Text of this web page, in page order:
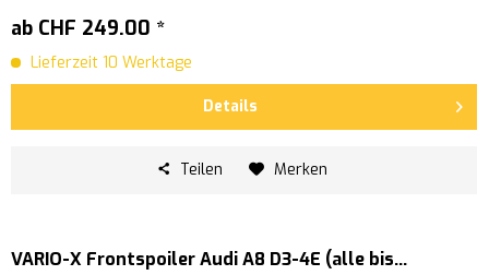
ab CHF 249.00 *
Lieferzeit 10 Werktage
Details
Teilen Merken
VARIO-X Frontspoiler Audi A8 D3-4E (alle bis...